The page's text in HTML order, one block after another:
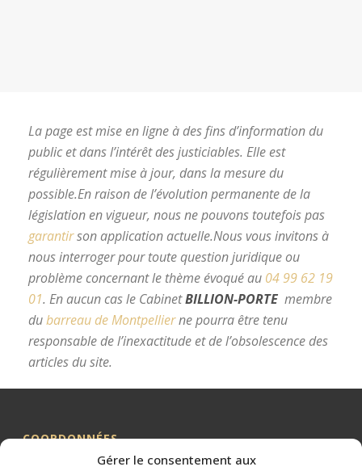
Gérer le consentement aux
La page est mise en ligne à des fins d’information du
public et dans l’intérêt des justiciables. Elle est
régulièrement mise à jour, dans la mesure du
possible.En raison de l’évolution permanente de la
législation en vigueur, nous ne pouvons toutefois pas
garantirson application actuelle.Nous vous invitons à
nous interroger pour toute question juridique ou
problème concernant le thème évoqué au 04 99 62 19
01. En aucun cas le CabinetBILLION-PORTE membre
dubarreau de Montpellierne pourra être tenu
responsable de l’inexactitude et de l’obsolescence des
articles du site.
COORDONNÉES
Me BILLION-PORTE